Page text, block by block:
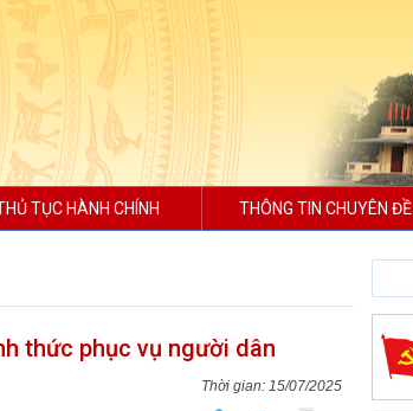
TỤC HÀNH CHÍNH THÔNG TIN CHUYÊN ĐỀ
thức phục vụ người dân
15/07/2025